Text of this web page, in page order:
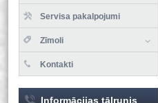
Servisa pakalpojumi
Zīmoli
Kontakti
Informācijas tālrunis